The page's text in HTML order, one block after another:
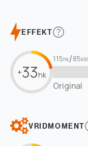
EFFEKT
+33hk
115hk/85kW
Original
VRIDMOMENT